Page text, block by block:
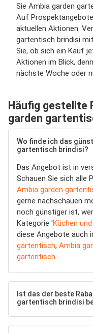
Sie Ambia garden
Auf
aktuellen Aktionen.
gartentisch brindisi
Sie, ob sich ein Kauf
Aktionen im Blick,
nächste Woche oder
Häufig gestellte
garden
Wo finde ich das
gartentisch brindisi?
Das Angebot ist in
Schauen Sie sich alle
Ambia garden
gerne nachschauen
noch günstiger ist,
Kategorie 'Küchen
diese Angebote auch
gartentisch, Ambia
gartentisch.
Ist das der beste
gartentisch brindisi